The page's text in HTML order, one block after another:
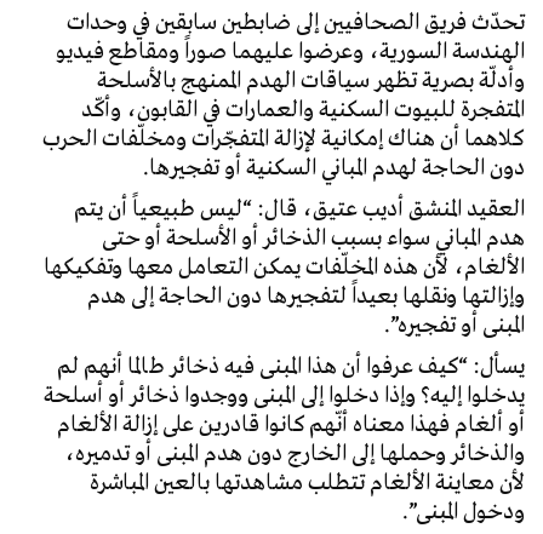
تحدّث فريق الصحافيين إلى ضابطين سابقين في وحدات
الهندسة السورية، وعرضوا عليهما صوراً ومقاطع فيديو
وأدلّة بصرية تظهر سياقات الهدم الممنهج بالأسلحة
المتفجرة للبيوت السكنية والعمارات في القابون، وأكّد
كلاهما أن هناك إمكانية لإزالة المتفجّرات ومخلّفات الحرب
دون الحاجة لهدم المباني السكنية أو تفجيرها.
العقيد المنشق أديب عتيق، قال: “ليس طبيعياً أن يتم
هدم المباني سواء بسبب الذخائر أو الأسلحة أو حتى
الألغام، لأن هذه المخلّفات يمكن التعامل معها وتفكيكها
وإزالتها ونقلها بعيداً لتفجيرها دون الحاجة إلى هدم
المبنى أو تفجيره”.
يسأل: “كيف عرفوا أن هذا المبنى فيه ذخائر طالما أنهم لم
يدخلوا إليه؟ وإذا دخلوا إلى المبنى ووجدوا ذخائر أو أسلحة
أو ألغام فهذا معناه أنّهم كانوا قادرين على إزالة الألغام
والذخائر وحملها إلى الخارج دون هدم المبنى أو تدميره،
لأن معاينة الألغام تتطلب مشاهدتها بالعين المباشرة
ودخول المبنى”.